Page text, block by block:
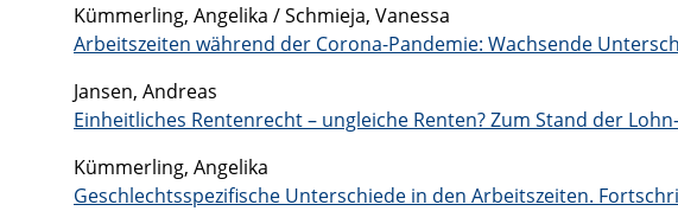
Kümmerling, Angelika / Schmieja, Vanessa
Arbeitszeiten während der Corona-Pandemie: Wachsende
Jansen, Andreas
Einheitliches Rentenrecht – ungleiche Renten? Zum Stand der
Kümmerling, Angelika
Geschlechtsspezifische Unterschiede in den Arbeitszeiten.